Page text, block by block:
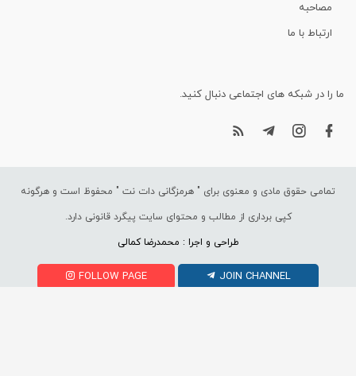
مصاحبه
ارتباط با ما
ما را در شبکه های اجتماعی دنبال کنید.
تمامی حقوق مادی و معنوی برای " هرمزگانی دات نت " محفوظ است و هرگونه
کپی برداری از مطالب و محتوای سایت پیگرد قانونی دارد.
طراحی و اجرا : محمدرضا کمالی
FOLLOW PAGE JOIN CHANNEL